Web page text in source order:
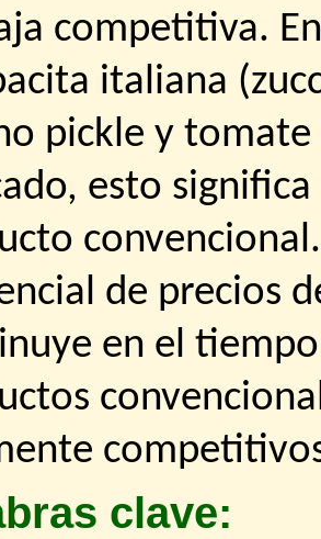
competitiva.
italiana
pickle y
esto
de precios
en el
clave: